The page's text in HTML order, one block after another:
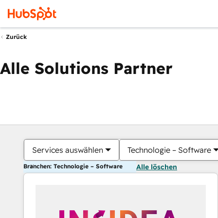
Zurück
Alle Solutions Partner
Services auswählen Technologie – Software
Branchen: Technologie – Software Alle löschen